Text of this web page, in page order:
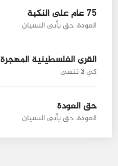
75 عام على النكبة
العودة، حق يأبى النسيان
القرى الفلسطينية المهجرة
كي لا ننسى
حق العودة
العودة، حق يأبى النسيان